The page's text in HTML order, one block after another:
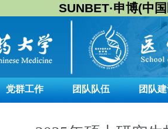
SUNBET·申博(中
党群工作 团队队伍 团队